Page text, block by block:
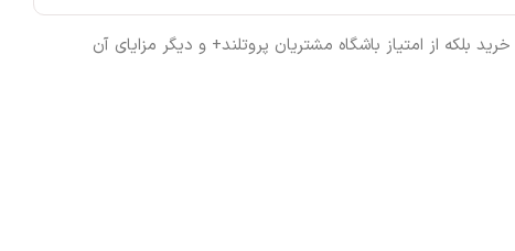
از امتیاز باشگاه مشتریان پروتلند+ و دیگر مزایای آن